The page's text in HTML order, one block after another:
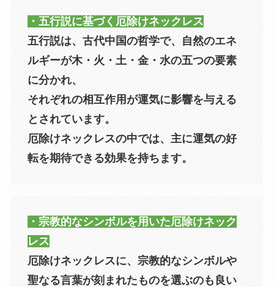
・五行説に基づく厄除けネックレス
五行説は、古代中国の哲学で、自然のエネ
ルギーが木・火・土・金・水の五つの要素
に分かれ、
それぞれの相互作用が運気に影響を与える
とされています。
厄除けネックレスの中では、主に運気の好
転を期待できる効果を持ちます。
・宗教的なシンボルを用いた厄除けネック
レス
厄除けネックレスに、宗教的なシンボルや
聖なる言葉が刻まれたものを選ぶのも良い